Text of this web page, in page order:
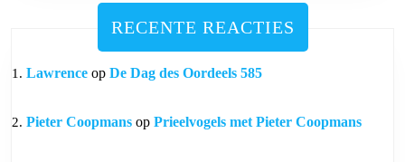
RECENTE REACTIES
Lawrence op De Dag des Oordeels 585
Pieter Coopmans op Prieelvogels met Pieter Coopmans